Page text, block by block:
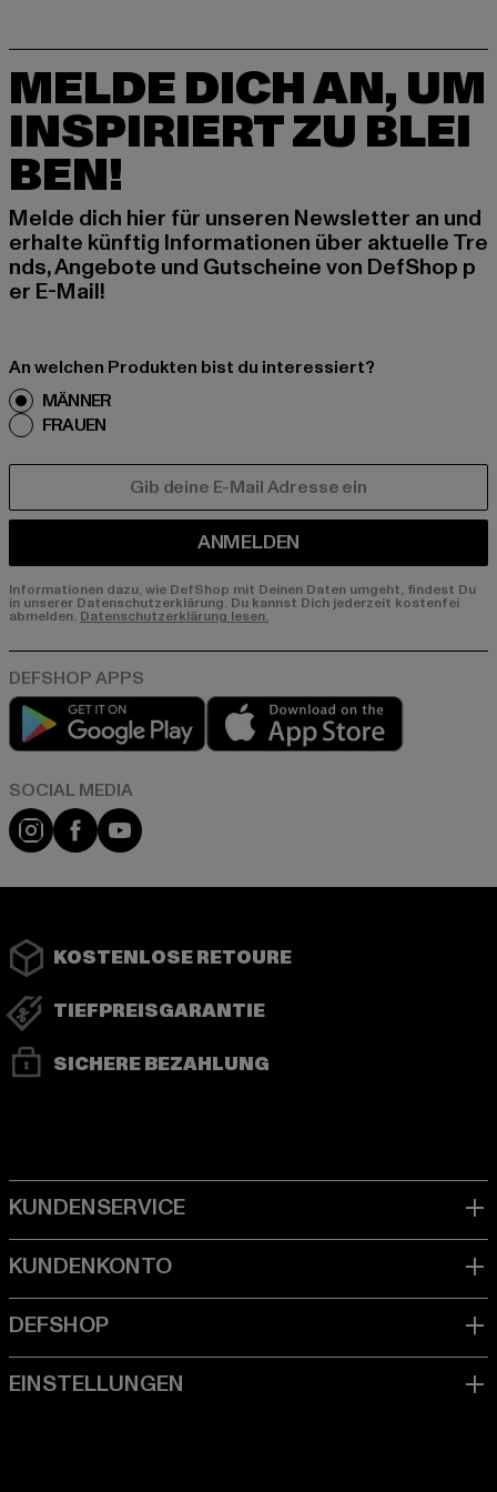
MELDE DICH AN, UM
INSPIRIERT ZU BLEI
BEN!
Melde dich hier für unseren Newsletter an und
erhalte künftig Informationen über aktuelle Tre
nds, Angebote und Gutscheine von DefShop p
er E-Mail!
An welchen Produkten bist du interessiert?
MÄNNER
FRAUEN
ANMELDEN
Informationen dazu, wie DefShop mit Deinen Daten umgeht, findest Du
in unserer Datenschutzerklärung. Du kannst Dich jederzeit kostenfei
abmelden. Datenschutzerklärung lesen.
Play market
Instagram
FacebookYouTube
KOSTENLOSE RETOURE
TIEFPREISGARANTIE
SICHERE BEZAHLUNG